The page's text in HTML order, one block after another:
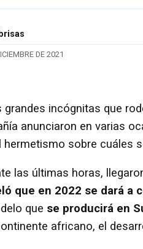
DE 2021
grandes incógnitas que
anunciaron en varias
hermetismo sobre cuáles
las últimas horas,
que en 2022 se dará a
que se producirá en
africano, el